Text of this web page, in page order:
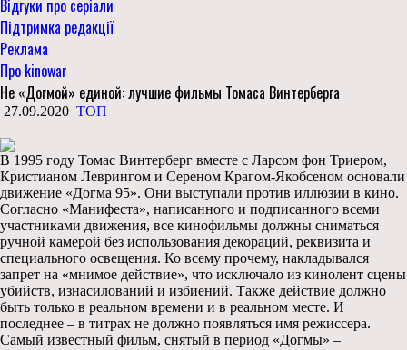
Відгуки про серіали
Підтримка редакції
Реклама
Про kinowar
Не «Догмой» единой: лучшие фильмы Томаса Винтерберга
27.09.2020 ТОП
В 1995 году Томас Винтерберг вместе с Ларсом фон Триером,
Кристианом Леврингом и Сереном Крагом-Якобсеном основали
движение «Догма 95». Они выступали против иллюзии в кино.
Согласно «Манифеста», написанного и подписанного всеми
участниками движения, все кинофильмы должны сниматься
ручной камерой без использования декораций, реквизита и
специального освещения. Ко всему прочему, накладывался
запрет на «мнимое действие», что исключало из кинолент сцены
убийств, изнасилований и избиений. Также действие должно
быть только в реальном времени и в реальном месте. И
последнее – в титрах не должно появляться имя режиссера.
Самый известный фильм, снятый в период «Догмы» –